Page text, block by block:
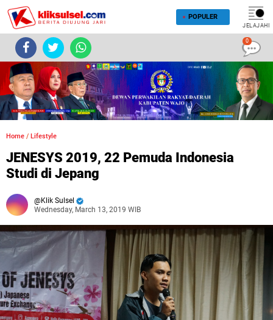
POPULER
JELAJAHI
Home / Lifestyle
JENESYS 2019, 22 Pemuda Indonesia
Studi di Jepang
Klik Sulsel
Wednesday, March 13, 2019 WIB
0